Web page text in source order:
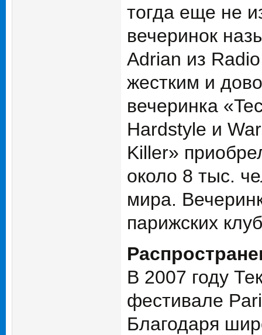
тогда еще не
вечеринок
Adrian из
жестким и
вечеринка
Hardstyle и
Killer»
около 8 тыс.
мира.
парижских
В 2007 году
фестивале
Благодаря